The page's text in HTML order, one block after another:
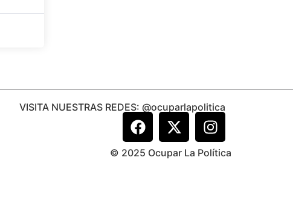
VISITA NUESTRAS REDES: @ocuparlapolitica
© 2025 Ocupar La Política